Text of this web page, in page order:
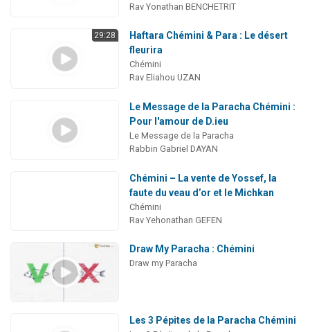
Rav Yonathan BENCHETRIT
29:28
Haftara Chémini & Para : Le désert
fleurira
Chémini
Rav Eliahou UZAN
Le Message de la Paracha Chémini :
Pour l'amour de D.ieu
Le Message de la Paracha
Rabbin Gabriel DAYAN
Chémini – La vente de Yossef, la
faute du veau d’or et le Michkan
Chémini
Rav Yehonathan GEFEN
Draw My Paracha : Chémini
Draw my Paracha
Les 3 Pépites de la Paracha Chémini